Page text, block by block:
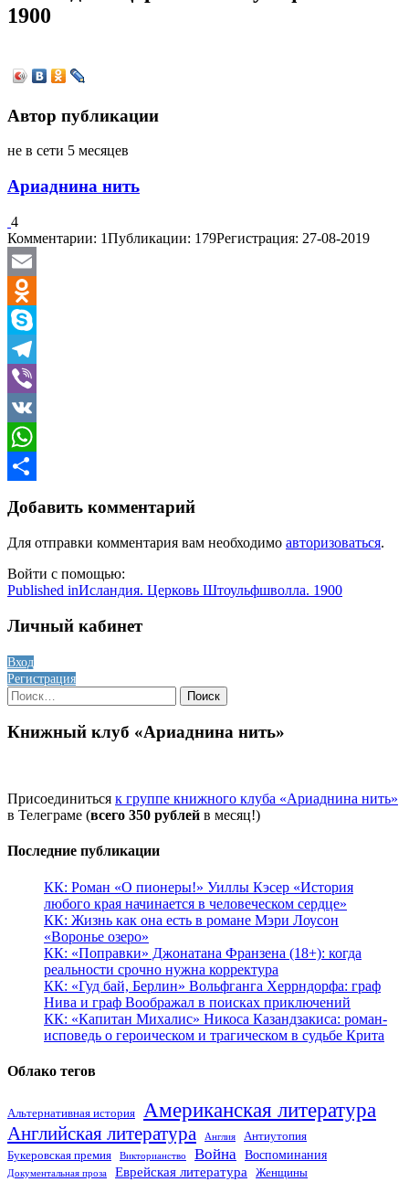
1900
Автор публикации
не в сети 5 месяцев
Ариаднина нить
4
Комментарии: 1Публикации: 179Регистрация: 27-08-2019
Email
Odnoklassniki
Skype
Telegram
Viber
VK
WhatsApp
Добавить комментарий
Для отправки комментария вам необходимо авторизоваться.
Войти с помощью:
Навигация
по
Published inИсландия. Церковь Штоульфшволла. 1900
Личный кабинет
Вход
Регистрация
Найти:
Книжный клуб «Ариаднина нить»
Присоединиться к группе книжного клуба «Ариаднина нить»
в Телеграме (всего 350 рублей в месяц!)
Последние публикации
КК: Роман «О пионеры!» Уиллы Кэсер «История
любого края начинается в человеческом сердце»
КК: Жизнь как она есть в романе Мэри Лоусон
«Воронье озеро»
КК: «Поправки» Джонатана Франзена (18+): когда
реальности срочно нужна корректура
КК: «Гуд бай, Берлин» Вольфганга Херрндорфа: граф
Нива и граф Воображал в поисках приключений
КК: «Капитан Михалис» Никоса Казандзакиса: роман-
исповедь о героическом и трагическом в судьбе Крита
Облако тегов
Альтернативная история Американская литература
Английская литература Англия
Антиутопия
Букеровская премия
Викторианство Война Воспоминания
Документальная проза Еврейская литература
Женщины